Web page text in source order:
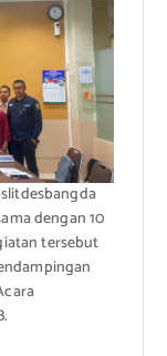
dengan 10
tersebut